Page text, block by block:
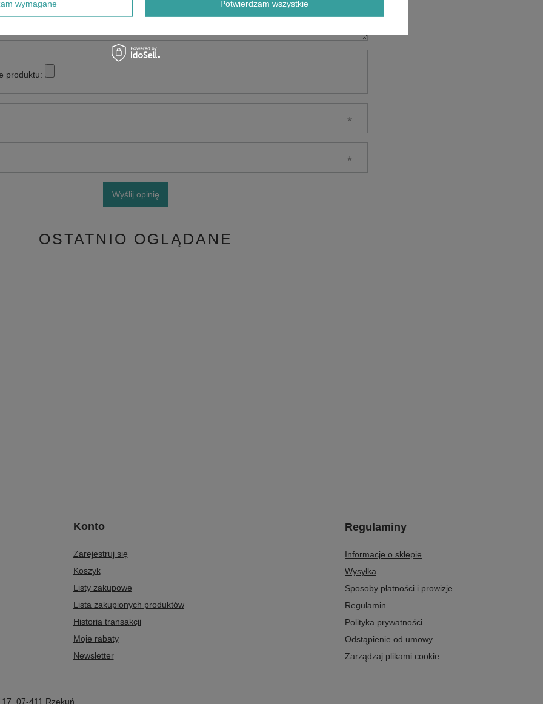
produktu:
Wyślij opinię
OSTATNIO OGLĄDANE
Konto
Zarejestruj się
Koszyk
Listy zakupowe
Lista zakupionych produktów
Historia transakcji
Moje rabaty
Newsletter
Regulaminy
Informacje o sklepie
Wysyłka
Sposoby płatności i prowizje
Regulamin
Polityka prywatności
Odstąpienie od umowy
Zarządzaj plikami cookie
17 07-411 Rzekuń
wymagane Potwierdzam wszystkie